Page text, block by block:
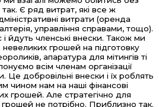
Є ряд витрат, які все ж
витрати (оренда
управління справами, тощо).
йдуть членські внески. Також ми
грошей на підготовку
апаратура для мітингів ті
всім членам організації
Це добровільні внески і їх роблять
чином нам на наші фінансові
грошей. Але стратегічно для
грошей не потрібно. Приблизно так.